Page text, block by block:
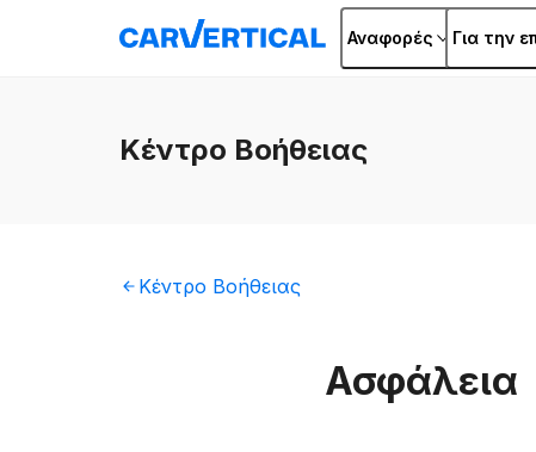
Αναφορές Για την
Κέντρο Βοήθειας
Κέντρο Βοήθειας
Ασφάλεια